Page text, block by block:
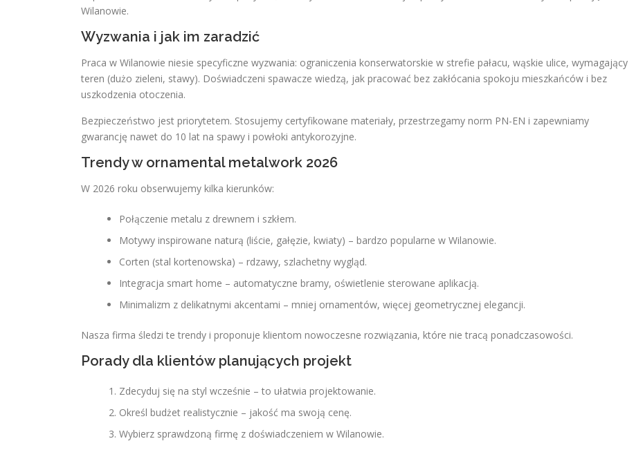
Wilanowie.
Wyzwania i jak im zaradzić
Praca w Wilanowie niesie specyficzne wyzwania: ograniczenia konserwatorskie w strefie pałacu, wąskie ulice, wymagający
teren (dużo zieleni, stawy). Doświadczeni spawacze wiedzą, jak pracować bez zakłócania spokoju mieszkańców i bez
uszkodzenia otoczenia.
Bezpieczeństwo jest priorytetem. Stosujemy certyfikowane materiały, przestrzegamy norm PN-EN i zapewniamy
gwarancję nawet do 10 lat na spawy i powłoki antykorozyjne.
Trendy w ornamental metalwork 2026
W 2026 roku obserwujemy kilka kierunków:
Połączenie metalu z drewnem i szkłem.
Motywy inspirowane naturą (liście, gałęzie, kwiaty) – bardzo popularne w Wilanowie.
Corten (stal kortenowska) – rdzawy, szlachetny wygląd.
Integracja smart home – automatyczne bramy, oświetlenie sterowane aplikacją.
Minimalizm z delikatnymi akcentami – mniej ornamentów, więcej geometrycznej elegancji.
Nasza firma śledzi te trendy i proponuje klientom nowoczesne rozwiązania, które nie tracą ponadczasowości.
Porady dla klientów planujących projekt
Zdecyduj się na styl wcześnie – to ułatwia projektowanie.
Określ budżet realistycznie – jakość ma swoją cenę.
Wybierz sprawdzoną firmę z doświadczeniem w Wilanowie.